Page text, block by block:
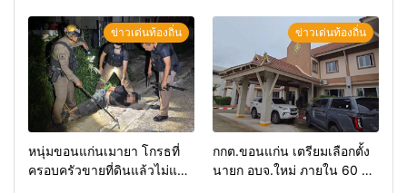
วันรพี เพื่อเชื่อมความสัมพันธ์
อันดีของหน่วยงานใน
กระบวนการยุติธรรม
ลงสมัครรับการเลือกตั้งหาก
คุณสมบัติครบ มั่นใจคนใช้
สิทธิ์ทะลุ 70%
ข่าวเด่นท้องถิ่น
หนุ่มขอนแก่นเมายา โกรธที่
ครอบครัวขายที่ดินแล้วไม่แบ่ง
ข่าวเด่นท้องถิ่น
กกต.ขอนแก่น เตรียมเลือกตั้ง
นายก อบจ.ใหม่ ภายใน 60 วัน